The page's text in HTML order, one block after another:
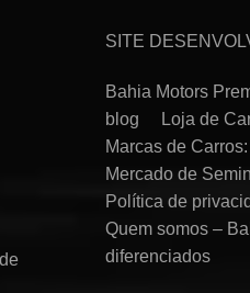
SITE
Bahia Motors
blog
Loja de
Marcas de
Mercado de
Política de
Quem somos –
diferenciados